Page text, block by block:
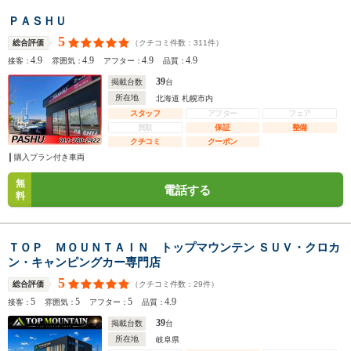
ＰＡＳＨＵ
総合評価 5 （クチコミ件数： 311件）
接客：4.9 雰囲気：4.9 アフター：4.9 品質：4.9
掲載台数 39台
所在地
北海道 札幌市内
スタッフ
アフター
フェア
買取
保証
整備
クチコミ
クーポン
購入プラン付き車両
無
料
電話する
ＴＯＰ ＭＯＵＮＴＡＩＮ トップマウンテン ＳＵＶ・クロカ
ン・キャンピングカー専門店
総合評価 5 （クチコミ件数： 29件）
接客：5 雰囲気：5 アフター：5 品質：4.9
掲載台数 39台
所在地
岐阜県